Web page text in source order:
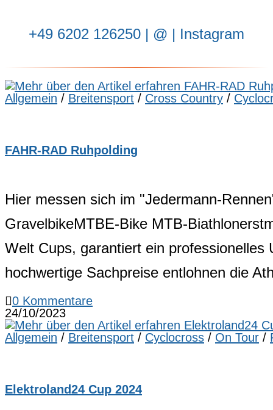
‭+49 6202 126250 | ‬ @ | Instagram
Allgemein / Breitensport / Cross Country /
FAHR-RAD Ruhpolding
Hier messen sich im "Jedermann-
GravelbikeMTBE-Bike MTB-
Welt Cups, garantiert ein
hochwertige Sachpreise entlohnen die
0 Kommentare
24/10/2023
Allgemein / Breitensport / Cyclocross / On Tour /
Elektroland24 Cup 2024